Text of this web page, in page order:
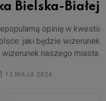
Bielska-Białej
opinię w kwestii
jaki będzie wizerunek
naszego miasta.
12 MAJA 2024